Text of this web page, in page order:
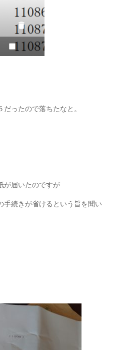
ったので落ちたなと。
が届いたのですが
手続きが省けるという旨を聞い